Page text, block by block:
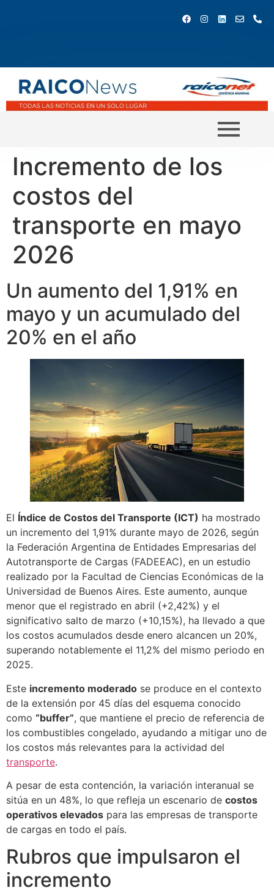
Incremento de los
costos del
transporte en mayo
2026
Un aumento del 1,91% en
mayo y un acumulado del
20% en el año
El Índice de Costos del Transporte (ICT) ha mostrado
un incremento del 1,91% durante mayo de 2026, según
la Federación Argentina de Entidades Empresarias del
Autotransporte de Cargas (FADEEAC), en un estudio
realizado por la Facultad de Ciencias Económicas de la
Universidad de Buenos Aires. Este aumento, aunque
menor que el registrado en abril (+2,42%) y el
significativo salto de marzo (+10,15%), ha llevado a que
los costos acumulados desde enero alcancen un 20%,
superando notablemente el 11,2% del mismo periodo en
2025.
Este incremento moderado se produce en el contexto
de la extensión por 45 días del esquema conocido
como “buffer”, que mantiene el precio de referencia de
los combustibles congelado, ayudando a mitigar uno de
los costos más relevantes para la actividad del
transporte.
A pesar de esta contención, la variación interanual se
sitúa en un 48%, lo que refleja un escenario de costos
operativos elevados para las empresas de transporte
de cargas en todo el país.
Rubros que impulsaron el
incremento